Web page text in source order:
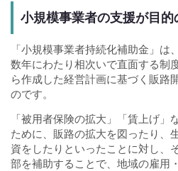
小規模事業者の支援が目的
「小規模事業者持続化補助金」は
数年にわたり相次いで直面する制
ら作成した経営計画に基づく販路
のです。
「被用者保険の拡大」「賃上げ」
ために、販路の拡大を図ったり、
資をしたりといったことに対し、
部を補助することで、地域の雇用